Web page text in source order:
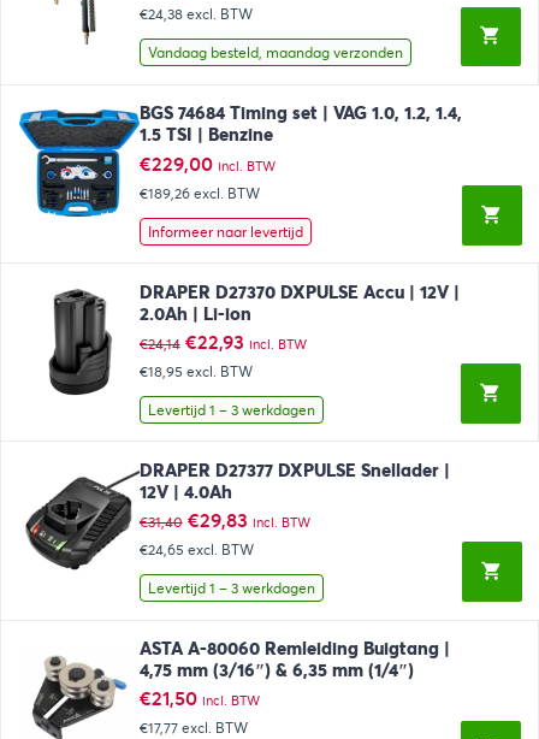
€24,38 excl. BTW
Vandaag besteld, maandag verzonden
BGS 74684 Timing set | VAG 1.0, 1.2, 1.4,
1.5 TSI | Benzine
€229,00 incl. BTW
€189,26 excl. BTW
Informeer naar levertijd
DRAPER D27370 DXPULSE Accu | 12V |
2.0Ah | Li-ion
€24,14 Oorspronkelijke
prijs
was:
€24,14.
€22,93Huidige
prijs
is:
€22,93.
incl. BTW
€18,95 excl. BTW
Levertijd 1 – 3 werkdagen
DRAPER D27377 DXPULSE Snellader |
12V | 4.0Ah
€31,40 Oorspronkelijke
prijs
was:
€31,40.
€29,83Huidige
prijs
is:
€29,83.
incl. BTW
€24,65 excl. BTW
Levertijd 1 – 3 werkdagen
ASTA A-80060 Remleiding Buigtang |
4,75 mm (3/16″) & 6,35 mm (1/4″)
€21,50 incl. BTW
€17,77 excl. BTW